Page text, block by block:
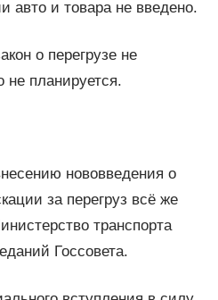
авто и товара не введено.
о перегрузе не
планируется.
нововведения о
за перегруз всё же
транспорта
Госсовета.